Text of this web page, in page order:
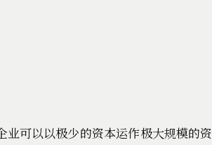
可以以极少的资本运作极大规模的资